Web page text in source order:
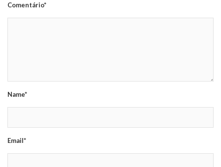
Comentário*
Name*
Email*